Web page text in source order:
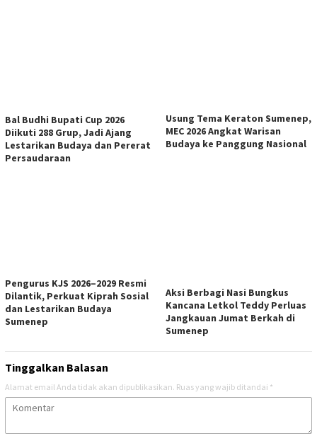
Bal Budhi Bupati Cup 2026
Diikuti 288 Grup, Jadi Ajang
Lestarikan Budaya dan Pererat
Persaudaraan
Usung Tema Keraton Sumenep,
MEC 2026 Angkat Warisan
Budaya ke Panggung Nasional
Pengurus KJS 2026–2029 Resmi
Dilantik, Perkuat Kiprah Sosial
dan Lestarikan Budaya
Sumenep
Aksi Berbagi Nasi Bungkus
Kancana Letkol Teddy Perluas
Jangkauan Jumat Berkah di
Sumenep
Tinggalkan Balasan
Alamat email Anda tidak akan dipublikasikan. Ruas yang wajib ditandai *